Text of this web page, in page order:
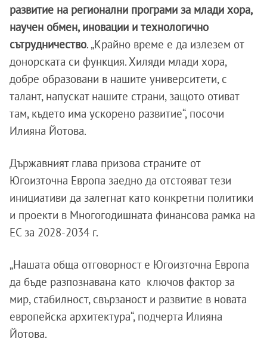
развитие на регионални програми за млади хора,
научен обмен, иновации и технологично
сътрудничество. „Крайно време е да излезем от
донорската си функция. Хиляди млади хора,
добре образовани в нашите университети, с
талант, напускат нашите страни, защото отиват
там, където има ускорено развитие“, посочи
Илияна Йотова.
Държавният глава призова страните от
Югоизточна Европа заедно да отстояват тези
инициативи да залегнат като конкретни политики
и проекти в Многогодишната финансова рамка на
ЕС за 2028-2034 г.
„Нашата обща отговорност е Югоизточна Европа
да бъде разпознавана като ключов фактор за
мир, стабилност, свързаност и развитие в новата
европейска архитектура“, подчерта Илияна
Йотова.